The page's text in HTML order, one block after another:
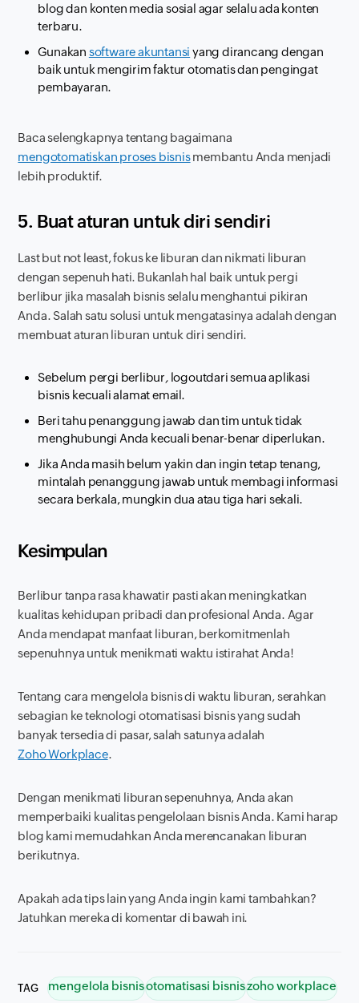
blog dan konten media sosial agar selalu ada konten
terbaru.
Gunakan softwareakuntansi yang dirancang dengan
baik untuk mengirim faktur otomatis dan pengingat
pembayaran.
Baca selengkapnya tentang bagaimana
mengotomatiskan proses bisnismembantu Anda menjadi
lebih produktif.
5. Buat aturan untuk diri sendiri
Last but not least, fokus ke liburan dan nikmati liburan
dengan sepenuh hati. Bukanlah hal baik untuk pergi
berlibur jika masalah bisnis selalu menghantui pikiran
Anda. Salah satu solusi untuk mengatasinya adalah dengan
membuat aturan liburan untuk diri sendiri.
Sebelum pergi berlibur, logoutdari semua aplikasi
bisnis kecuali alamat email.
Beri tahu penanggung jawab dan tim untuk tidak
menghubungi Anda kecuali benar-benar diperlukan.
Jika Anda masih belum yakin dan ingin tetap tenang,
mintalah penanggung jawab untuk membagi informasi
secara berkala, mungkin dua atau tiga hari sekali.
Kesimpulan
Berlibur tanpa rasa khawatir pasti akan meningkatkan
kualitas kehidupan pribadi dan profesional Anda. Agar
Anda mendapat manfaat liburan, berkomitmenlah
sepenuhnya untuk menikmati waktu istirahat Anda!
Tentang cara mengelola bisnis di waktu liburan, serahkan
sebagian ke teknologi otomatisasi bisnis yang sudah
banyak tersedia di pasar, salah satunya adalah
Zoho Workplace.
Dengan menikmati liburan sepenuhnya, Anda akan
memperbaiki kualitas pengelolaan bisnis Anda. Kami harap
blog kami memudahkan Anda merencanakan liburan
berikutnya.
Apakah ada tips lain yang Anda ingin kami tambahkan?
Jatuhkan mereka di komentar di bawah ini.
TAG mengelola bisnisotomatisasi bisniszoho workplace